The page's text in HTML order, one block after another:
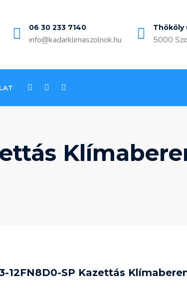
06 30 233 7140
info@kadarklimaszolnok.hu
Thököly
5000
12FN8D0-SP Kazettás